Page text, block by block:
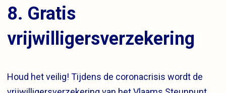
8. Gratis
vrijwilligersverzekering
Houd het veilig! Tijdens de coronacrisis wordt de